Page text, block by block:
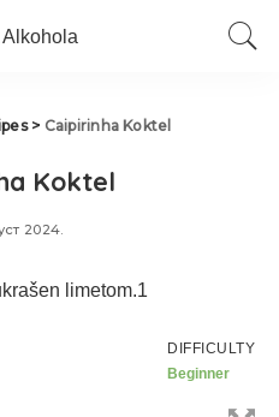
> Caipirinha Koktel
Koktel
2024.
DIFFICULTY
Beginner